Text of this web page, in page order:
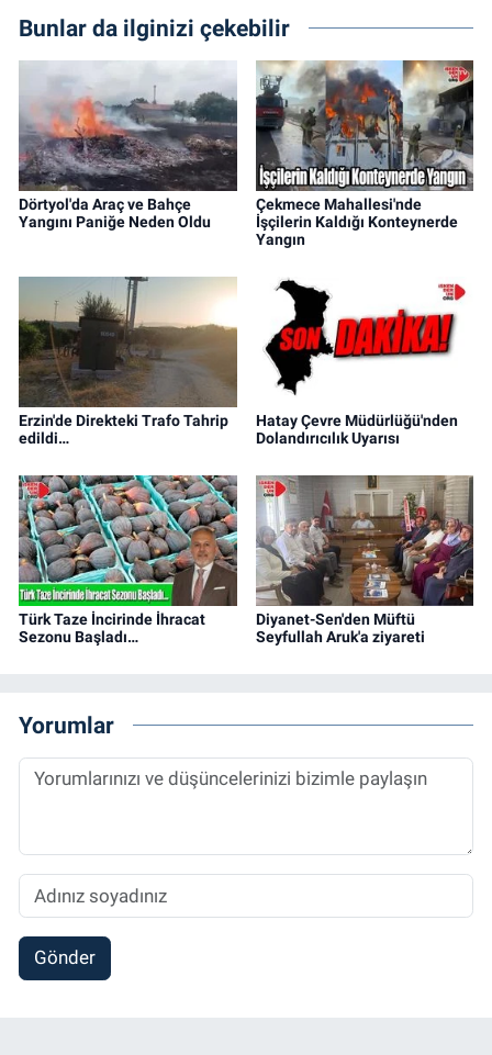
Bunlar da ilginizi çekebilir
Dörtyol'da Araç ve Bahçe
Yangını Paniğe Neden Oldu
Çekmece Mahallesi'nde
İşçilerin Kaldığı Konteynerde
Yangın
Erzin'de Direkteki Trafo Tahrip
edildi…
Hatay Çevre Müdürlüğü'nden
Dolandırıcılık Uyarısı
Türk Taze İncirinde İhracat
Sezonu Başladı…
Diyanet-Sen'den Müftü
Seyfullah Aruk'a ziyareti
Yorumlar
Gönder